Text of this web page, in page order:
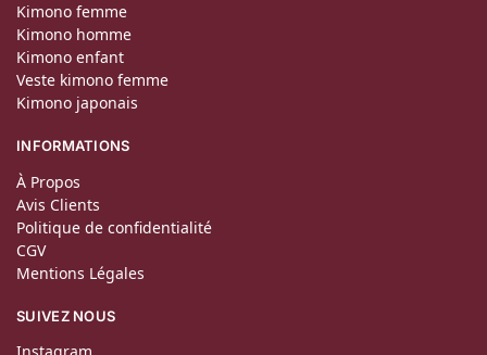
Kimono femme
Kimono homme
Kimono enfant
Veste kimono femme
Kimono japonais
INFORMATIONS
À Propos
Avis Clients
Politique de confidentialité
CGV
Mentions Légales
SUIVEZ NOUS